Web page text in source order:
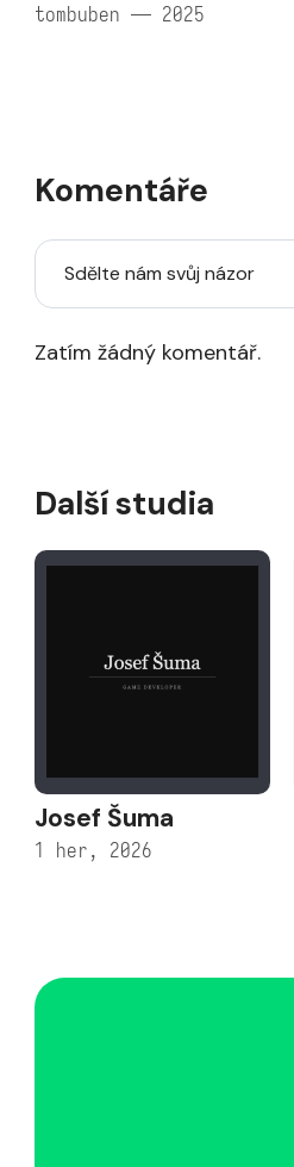
tombuben — 2025
Komentáře
Sdělte nám svůj názor
Zatím žádný komentář.
Další studia
Josef Šuma
1 her, 2026